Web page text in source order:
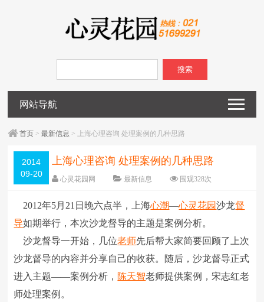
搜索
网站导航
首页 >最新信息 > 上海心理咨询 处理案例的几种思路
2014
09-20
上海心理咨询 处理案例的几种思路
心灵花园网 最新信息 围观328次
字体：大 中 小
2012年5月21日晚六点半，上海心潮―心灵花园沙龙督
导如期举行，本次沙龙督导的主题是案例分析。
沙龙督导一开始，几位老师先后帮大家简要回顾了上次
沙龙督导的内容并分享自己的收获。随后，沙龙督导正式
进入主题――案例分析， 陈天智老师提供案例，宋志红老
师处理案例。